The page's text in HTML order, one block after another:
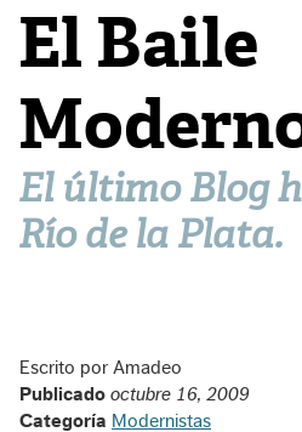
El Baile
El último Blog
Río de la Plata.
Escrito por Amadeo
Publicado octubre 16, 2009
Categoría Modernistas